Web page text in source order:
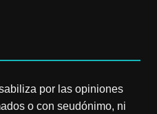
por las opiniones
o con seudónimo, ni